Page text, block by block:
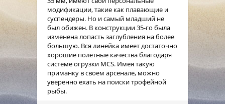
модификации, такие как плавающие и
суспендеры. Но и самый младший не
был обижен. В конструкции 35-го была
изменена лопасть заглубления на более
большую. Вся линейка имеет достаточно
хорошие полетные качества благодаря
системе огрузки MCS. Имея такую
приманку в своем арсенале, можно
уверенно ехать на поиски трофейной
рыбы.